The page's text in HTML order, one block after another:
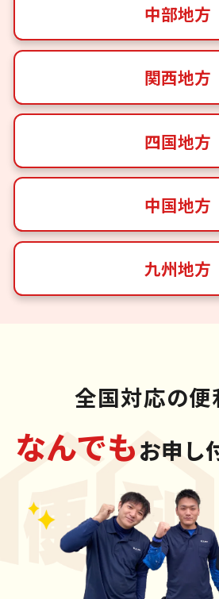
中部地方
関西地方
四国地方
中国地方
九州地方
全国対応の便
なんでもお申し